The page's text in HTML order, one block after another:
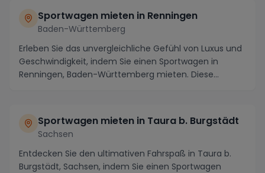
Sportwagen mieten in Renningen
Baden-Württemberg
Erleben Sie das unvergleichliche Gefühl von Luxus und
Geschwindigkeit, indem Sie einen Sportwagen in
Renningen, Baden-Württemberg mieten. Diese
Sportwagen mieten in Taura b. Burgstädt
Sachsen
Entdecken Sie den ultimativen Fahrspaß in Taura b.
Burgstädt, Sachsen, indem Sie einen Sportwagen